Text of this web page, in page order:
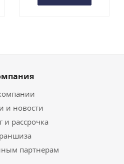
и новости
и рассрочка
партнерам